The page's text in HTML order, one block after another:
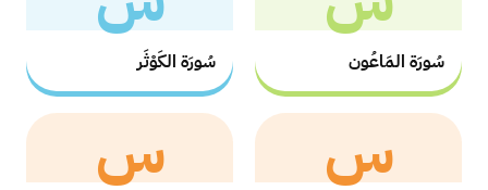
سُورَة المَاعُون سُورَة الكَوْثَر
س س